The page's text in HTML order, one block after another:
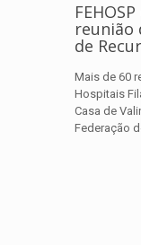
reunião
de
Mais de 60
Hospitais
Casa de
Federação